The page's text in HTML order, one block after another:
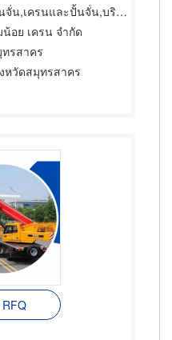
ปั้นจั่น,บริการติดตั้งและโยกย้ายเครื่องจักรกล
อย เครน จำกัด
รสาคร
หวัดสมุทรสาคร